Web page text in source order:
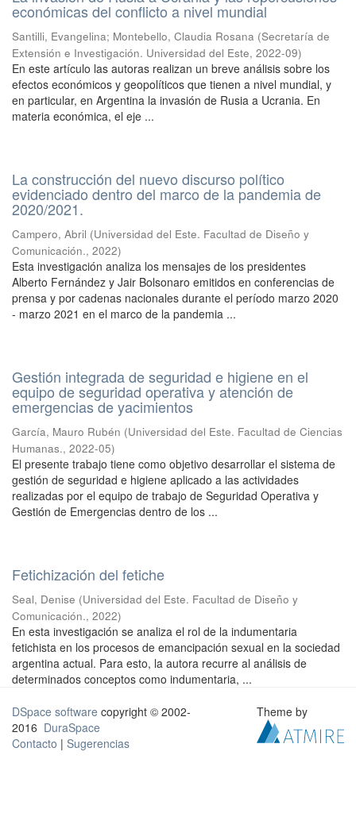
económicas del conflicto a nivel mundial
Santilli, Evangelina; Montebello, Claudia Rosana (Secretaría de
Extensión e Investigación. Universidad del Este, 2022-09)
En este artículo las autoras realizan un breve análisis sobre los
efectos económicos y geopolíticos que tienen a nivel mundial, y
en particular, en Argentina la invasión de Rusia a Ucrania. En
materia económica, el eje ...
La construcción del nuevo discurso político
evidenciado dentro del marco de la pandemia de
2020/2021.
Campero, Abril (Universidad del Este. Facultad de Diseño y
Comunicación., 2022)
Esta investigación analiza los mensajes de los presidentes
Alberto Fernández y Jair Bolsonaro emitidos en conferencias de
prensa y por cadenas nacionales durante el período marzo 2020
- marzo 2021 en el marco de la pandemia ...
Gestión integrada de seguridad e higiene en el
equipo de seguridad operativa y atención de
emergencias de yacimientos
García, Mauro Rubén (Universidad del Este. Facultad de Ciencias
Humanas., 2022-05)
El presente trabajo tiene como objetivo desarrollar el sistema de
gestión de seguridad e higiene aplicado a las actividades
realizadas por el equipo de trabajo de Seguridad Operativa y
Gestión de Emergencias dentro de los ...
Fetichización del fetiche
Seal, Denise (Universidad del Este. Facultad de Diseño y
Comunicación., 2022)
En esta investigación se analiza el rol de la indumentaria
fetichista en los procesos de emancipación sexual en la sociedad
argentina actual. Para esto, la autora recurre al análisis de
determinados conceptos como indumentaria, ...
DSpace software copyright © 2002-
2016 DuraSpace
Contacto | Sugerencias
Theme by